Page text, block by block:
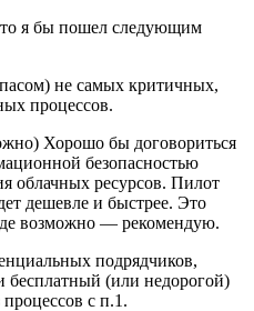
то я бы пошел следующим
не самых критичных,
процессов.
Хорошо бы договориться
безопасностью
облачных ресурсов. Пилот
дешевле и быстрее. Это
возможно — рекомендую.
подрядчиков,
бесплатный (или недорогой)
с п.1.